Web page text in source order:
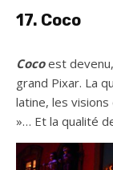
17. Coco
Coco est
grand Pixar. La
latine, les
»… Et la qualité